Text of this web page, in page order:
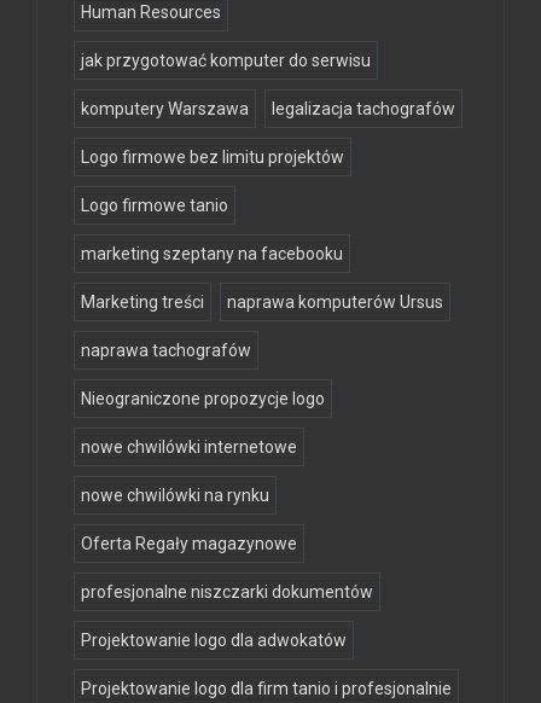
Human Resources
jak przygotować komputer do serwisu
komputery Warszawa legalizacja tachografów
Logo firmowe bez limitu projektów
Logo firmowe tanio
marketing szeptany na facebooku
Marketing treści naprawa komputerów Ursus
naprawa tachografów
Nieograniczone propozycje logo
nowe chwilówki internetowe
nowe chwilówki na rynku
Oferta Regały magazynowe
profesjonalne niszczarki dokumentów
Projektowanie logo dla adwokatów
Projektowanie logo dla firm tanio i profesjonalnie